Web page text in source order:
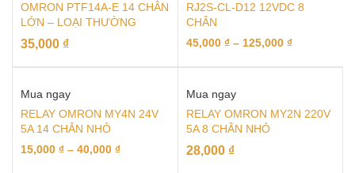
OMRON PTF14A-E 14 CHÂN
LỚN – LOẠI THƯỜNG
35,000 ₫
RJ2S-CL-D12 12VDC 8
CHÂN
45,000 ₫ – 125,000 ₫
Mua ngay
RELAY OMRON MY4N 24V
5A 14 CHÂN NHỎ
15,000 ₫ – 40,000 ₫
Mua ngay
RELAY OMRON MY2N 220V
5A 8 CHÂN NHỎ
28,000 ₫